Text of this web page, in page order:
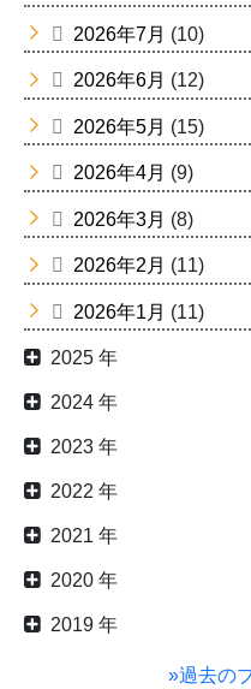
2026年7月 (10)
2026年6月 (12)
2026年5月 (15)
2026年4月 (9)
2026年3月 (8)
2026年2月 (11)
2026年1月 (11)
2025 年
2024 年
2023 年
2022 年
2021 年
2020 年
2019 年
»過去の